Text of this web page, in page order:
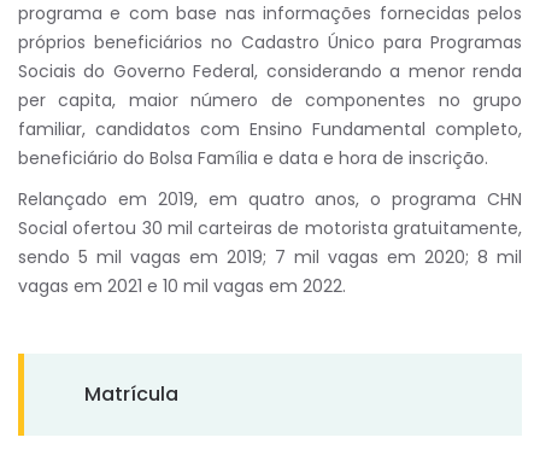
programa e com base nas informações fornecidas pelos
próprios beneficiários no Cadastro Único para Programas
Sociais do Governo Federal, considerando a menor renda
per capita, maior número de componentes no grupo
familiar, candidatos com Ensino Fundamental completo,
beneficiário do Bolsa Família e data e hora de inscrição.
Relançado em 2019, em quatro anos, o programa CHN
Social ofertou 30 mil carteiras de motorista gratuitamente,
sendo 5 mil vagas em 2019; 7 mil vagas em 2020; 8 mil
vagas em 2021 e 10 mil vagas em 2022.
Matrícula